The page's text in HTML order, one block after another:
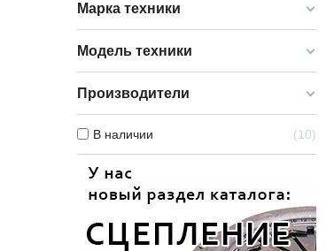
Марка техники
Модель техники
Производители
В наличии 10